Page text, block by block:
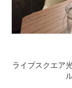
ライブスクエア